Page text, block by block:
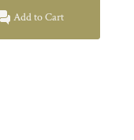
Add to Cart